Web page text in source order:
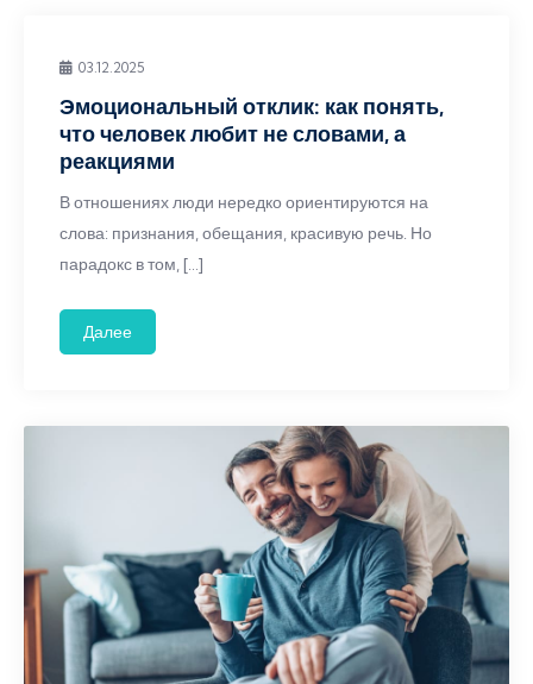
03.12.2025
Эмоциональный отклик: как понять,
что человек любит не словами, а
реакциями
В отношениях люди нередко ориентируются на
слова: признания, обещания, красивую речь. Но
парадокс в том, […]
Далее